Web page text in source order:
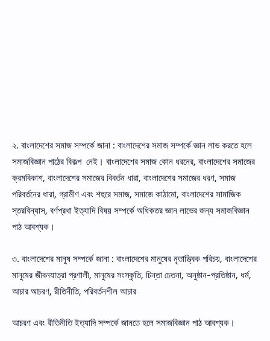
২. বাংলাদেশের সমাজ সম্পর্কে জানা : বাংলাদেশের সমাজ সম্পর্কে জ্ঞান লাভ করতে হলে
সমাজবিজ্ঞান পাঠের বিকল্প নেই। বাংলাদেশের সমাজ কোন ধরনের, বাংলাদেশের সমাজের
ক্রমবিকাশ, বাংলাদেশের সমাজের বিবর্তন ধারা, বাংলাদেশের সমাজের ধরণ, সমাজ
পরিবর্তনের ধারা, গ্রামীণ এবং শহুরে সমাজ, সমাজে কাঠামাে, বাংলাদেশের সামাজিক
স্তরবিন্যাস, বর্ণপ্রথা ইত্যাদি বিষয় সম্পর্কে অধিকতর জ্ঞান লাভের জন্য সমাজবিজ্ঞান
পাঠ আবশ্যক।
৩. বাংলাদেশের মানুষ সম্পর্কে জানা : বাংলাদেশের মানুষের নৃতাত্ত্বিক পরিচয়, বাংলাদেশের
মানুষের জীবনযাত্রা প্রণালী, মানুষের সংস্কৃতি, চিন্তা চেতনা, অনুষ্ঠান-প্রতিষ্ঠান, ধর্ম,
আচার আচরণ, রীতিনীতি, পরিবর্তনশীল আচার
আচরণ এবং রীতিনীতি ইত্যাদি সম্পর্কে জানতে হলে সমাজবিজ্ঞান পাঠ আবশ্যক।